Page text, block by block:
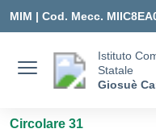
MIM | Cod. Mecc.
Istituto
Statale
Giosuè
Circolare 31